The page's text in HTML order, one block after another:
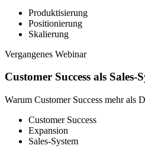
Produktisierung
Positionierung
Skalierung
Vergangenes Webinar
Customer Success als Sales-
Warum Customer Success mehr als
Customer Success
Expansion
Sales-System